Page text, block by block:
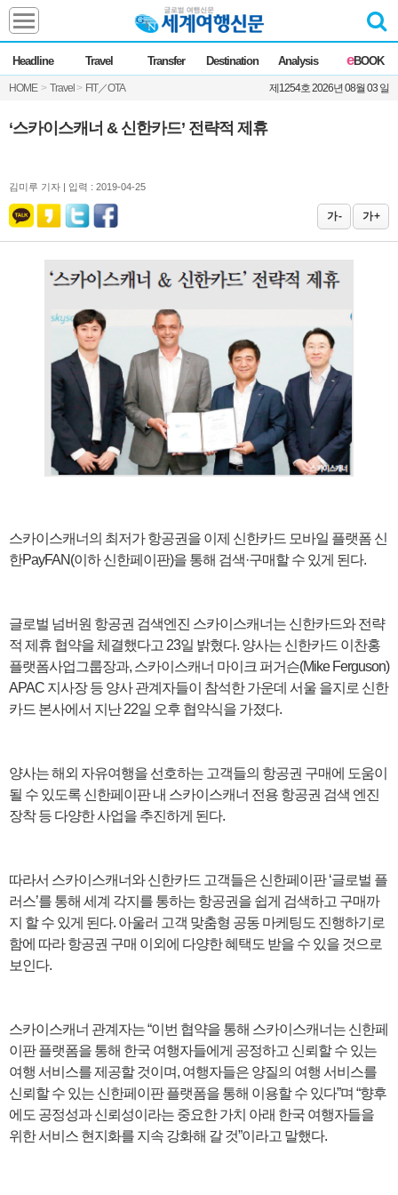
Headline Travel Transfer Destination Analysis eBOOK
HOME > Travel > FIT／OTA 제1254호 2026년 08월 03 일
Headline
전체 News
Commentary Opinion
Focus Marketing
Destination
‘스카이스캐너 & 신한카드’ 전략적 제휴
김미루 기자 | 입력 : 2019-04-25
가 - 가 +
스카이스캐너의 최저가 항공권을 이제 신한카드 모바일 플랫폼 신
한PayFAN(이하 신한페이판)을 통해 검색·구매할 수 있게 된다.
글로벌 넘버원 항공권 검색엔진 스카이스캐너는 신한카드와 전략
적 제휴 협약을 체결했다고 23일 밝혔다. 양사는 신한카드 이찬홍
플랫폼사업그룹장과, 스카이스캐너 마이크 퍼거슨(Mike Ferguson)
APAC 지사장 등 양사 관계자들이 참석한 가운데 서울 을지로 신한
카드 본사에서 지난 22일 오후 협약식을 가졌다.
양사는 해외 자유여행을 선호하는 고객들의 항공권 구매에 도움이
될 수 있도록 신한페이판 내 스카이스캐너 전용 항공권 검색 엔진
장착 등 다양한 사업을 추진하게 된다.
따라서 스카이스캐너와 신한카드 고객들은 신한페이판 ‘글로벌 플
러스’를 통해 세계 각지를 통하는 항공권을 쉽게 검색하고 구매까
지 할 수 있게 된다. 아울러 고객 맞춤형 공동 마케팅도 진행하기로
함에 따라 항공권 구매 이외에 다양한 혜택도 받을 수 있을 것으로
보인다.
스카이스캐너 관계자는 “이번 협약을 통해 스카이스캐너는 신한페
이판 플랫폼을 통해 한국 여행자들에게 공정하고 신뢰할 수 있는
여행 서비스를 제공할 것이며, 여행자들은 양질의 여행 서비스를
신뢰할 수 있는 신한페이판 플랫폼을 통해 이용할 수 있다”며 “향후
에도 공정성과 신뢰성이라는 중요한 가치 아래 한국 여행자들을
위한 서비스 현지화를 지속 강화해 갈 것”이라고 말했다.